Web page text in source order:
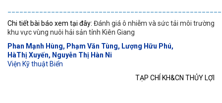
Chi tiết bài báo xem tại đây: Đánh giá ô nhiễm và sức tải môi trường
khu vực vùng nuôi hải sản tỉnh Kiên Giang
Phan Mạnh Hùng, Phạm Văn Tùng, Lượng Hữu Phú,
HàThị Xuyến, Nguyễn Thị Hàn Ni
Viện Kỹ thuật Biển
TẠP CHÍ KH&CN THỦY LỢI